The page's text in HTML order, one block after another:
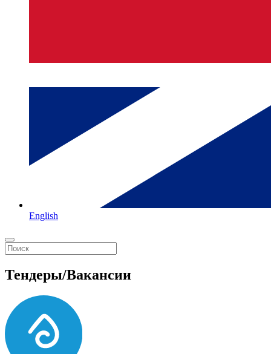
English
Тендеры/Вакансии